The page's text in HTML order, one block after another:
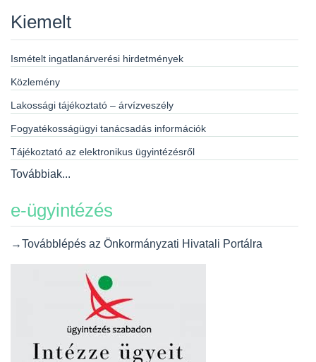
Kiemelt
Ismételt ingatlanárverési hirdetmények
Közlemény
Lakossági tájékoztató – árvízveszély
Fogyatékosságügyi tanácsadás információk
Tájékoztató az elektronikus ügyintézésről
Továbbiak...
e-ügyintézés
→Továbblépés az Önkormányzati Hivatali Portálra